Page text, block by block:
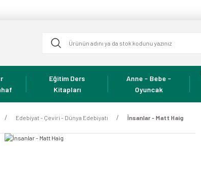
Eğitim Ders
Kitapları
Anne - Bebe -
Oyuncak
Edebiyat - Çeviri - Dünya Edebiyatı İnsanlar - Matt Haig